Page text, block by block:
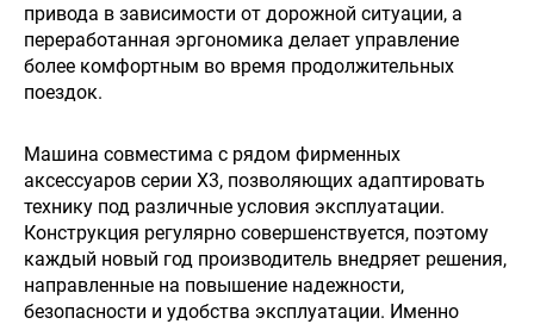
привода в зависимости от дорожной ситуации, а
переработанная эргономика делает управление
более комфортным во время продолжительных
поездок.
Машина совместима с рядом фирменных
аксессуаров серии X3, позволяющих адаптировать
технику под различные условия эксплуатации.
Конструкция регулярно совершенствуется, поэтому
каждый новый год производитель внедряет решения,
направленные на повышение надежности,
безопасности и удобства эксплуатации. Именно